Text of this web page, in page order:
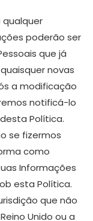
poderão ser
que já
novas
a modificação
notificá-lo
Política.
se fizermos
como
Informações
esta Política.
que não
Unido ou a